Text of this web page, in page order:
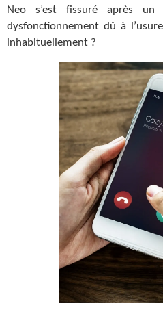
Neo s’est fissuré après
dysfonctionnement dû à
inhabituellement ?